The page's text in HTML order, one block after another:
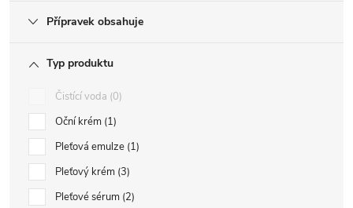
Přípravek obsahuje
Typ produktu
Čistící voda 0
Oční krém 1
Pleťová emulze 1
Pleťový krém 3
Pleťové sérum 2